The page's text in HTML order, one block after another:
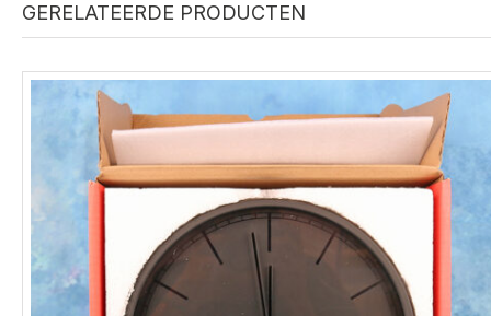
GERELATEERDE PRODUCTEN